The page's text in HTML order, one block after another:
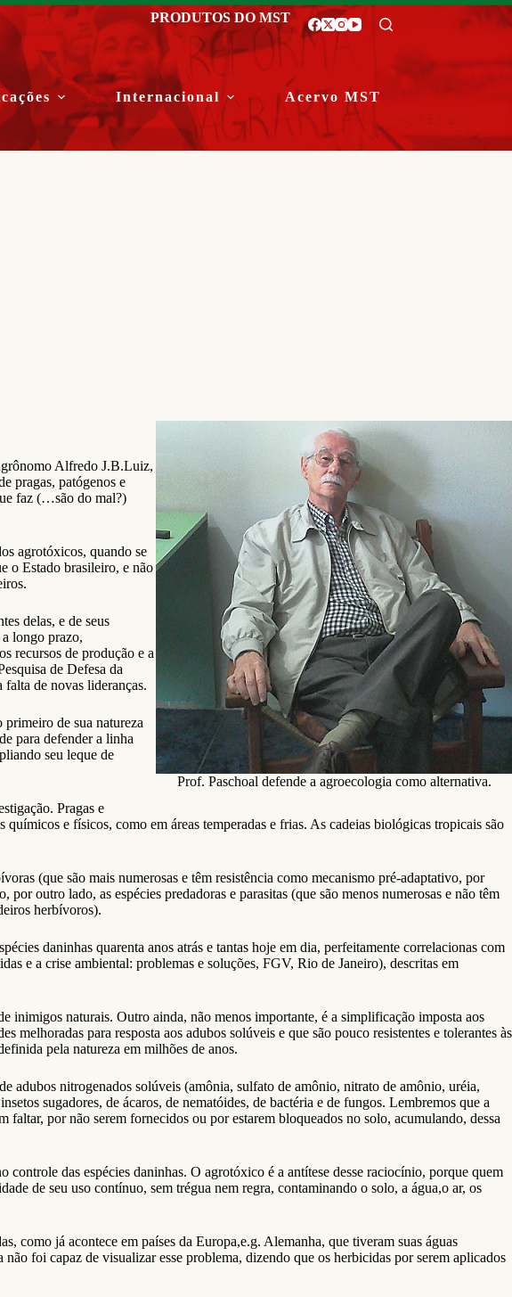
PRODUTOS DO MST
Internacional Acervo MST
Prof. Paschoal defende a agroecologia como alternativa.
Alfredo J.B.Luiz,
pragas, patógenos e
faz (…são do mal?)
agrotóxicos, quando se
o Estado brasileiro, e não
delas, e de seus
longo prazo,
recursos de produção e a
de Defesa da
de novas lideranças.
de sua natureza
para defender a linha
seu leque de
Pragas e
e físicos, como em áreas temperadas e frias. As cadeias biológicas tropicais são
(que são mais numerosas e têm resistência como mecanismo pré-adaptativo, por
outro lado, as espécies predadoras e parasitas (que são menos numerosas e não têm
herbívoros).
daninhas quarenta anos atrás e tantas hoje em dia, perfeitamente correlacionas com
e a crise ambiental: problemas e soluções, FGV, Rio de Janeiro), descritas em
inimigos naturais. Outro ainda, não menos importante, é a simplificação imposta aos
melhoradas para resposta aos adubos solúveis e que são pouco resistentes e tolerantes às
pela natureza em milhões de anos.
adubos nitrogenados solúveis (amônia, sulfato de amônio, nitrato de amônio, uréia,
sugadores, de ácaros, de nematóides, de bactéria e de fungos. Lembremos que a
por não serem fornecidos ou por estarem bloqueados no solo, acumulando, dessa
das espécies daninhas. O agrotóxico é a antítese desse raciocínio, porque quem
de seu uso contínuo, sem trégua nem regra, contaminando o solo, a água,o ar, os
como já acontece em países da Europa,e.g. Alemanha, que tiveram suas águas
foi capaz de visualizar esse problema, dizendo que os herbicidas por serem aplicados